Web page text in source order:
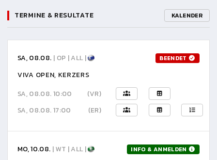
TERMINE & RESULTATE KALENDER
SA, 08.08. | OP | ALL | BEENDET
VIVA OPEN, KERZERS
SA, 08.08. 10:00
(VR)
SA, 08.08. 17:00
(ER)
MO, 10.08. | WT | ALL | INFO & ANMELDEN